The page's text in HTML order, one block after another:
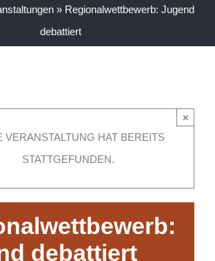
»Regionalwettbewerb:
Jugend debattiert
VERANSTALTUNG HAT BEREITS
STATTGEFUNDEN.
×